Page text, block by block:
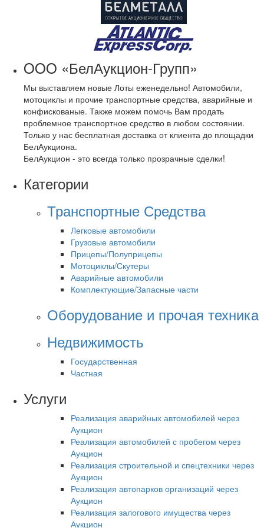
OOO «БелАукцион-Групп»
Мы выставляем новые Лоты еженедельно! Автомобили,
мотоциклы и прочие транспортные средства, аварийные и
конфискованые. Также можем помочь Вам продать
проблемное транспортное средство в любом состоянии.
Только у нас бесплатная доставка от клиента до площадки
БелАукциона.
БелАукцион - это всегда только прозрачные сделки!
Категории
Транспортные Средства
Легковые автомобили
Грузовые автомобили
Прицепы/Полуприцепы
Мотоциклы/Скутеры
Аварийные автомобили
Комплектующие/Запасные части
Оборудование и прочая техника
Недвижимость
Государственная
Частная
Услуги
Реализация аварийных автомобилей через
Аукцион
Реализация автомобилей с пробегом через
Аукцион
Реализация строительной и спецтехники через
Аукцион
Реализация автопарков организаций через
Аукцион
Реализация залогового имущества через
Аукцион